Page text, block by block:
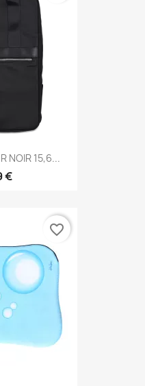
NOIR 15,6...
€
favorite_border